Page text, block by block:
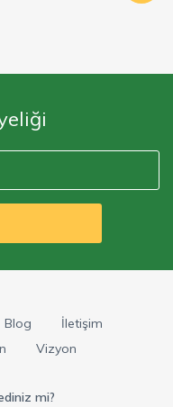
Blog
İletişim
Vizyon
mi?